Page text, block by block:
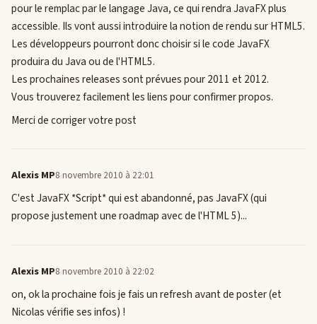
pour le remplac par le langage Java, ce qui rendra JavaFX plus
accessible. Ils vont aussi introduire la notion de rendu sur HTML5.
Les développeurs pourront donc choisir si le code JavaFX
produira du Java ou de l'HTML5.
Les prochaines releases sont prévues pour 2011 et 2012.
Vous trouverez facilement les liens pour confirmer propos.
Merci de corriger votre post
Alexis MP8 novembre 2010 à 22:01
C'est JavaFX *Script* qui est abandonné, pas JavaFX (qui
propose justement une roadmap avec de l'HTML 5)...
Alexis MP8 novembre 2010 à 22:02
on, ok la prochaine fois je fais un refresh avant de poster (et
Nicolas vérifie ses infos) !